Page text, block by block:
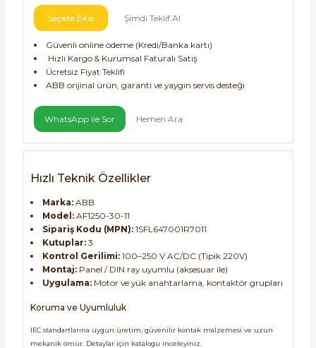
Pako Şalterler
Sepete Ekle Şimdi Teklif Al
Güvenli online ödeme (Kredi/Banka kartı)
Hızlı Kargo & Kurumsal Faturalı Satış
Ücretsiz Fiyat Teklifi
ABB orijinal ürün, garanti ve yaygın servis desteği
WhatsApp ile Sor Hemen Ara
Hızlı Teknik Özellikler
Marka:ABB
Model:AF1250-30-11
Sipariş Kodu (MPN):1SFL647001R7011
Kutuplar:3
Kontrol Gerilimi:100–250 V AC/DC (Tipik 220V)
Montaj:Panel / DIN ray uyumlu (aksesuar ile)
Uygulama:Motor ve yük anahtarlama, kontaktör grupları
Koruma ve Uyumluluk
IEC standartlarına uygun üretim, güvenilir kontak malzemesi ve uzun
mekanik ömür. Detaylar için katalogu inceleyiniz.